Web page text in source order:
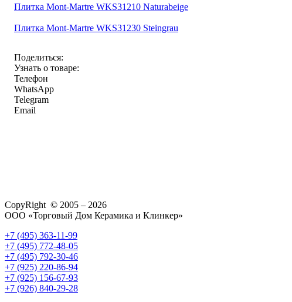
Плитка Mont-Martre WKS31210 Naturabeige
Плитка Mont-Martre WKS31230 Steingrau
Поделиться:
Узнать о товаре:
Телефон
WhatsApp
Telegram
Email
CopyRight © 2005 – 2026
ООО «Торговый Дом Керамика и Клинкер»
+7 (495) 363-11-99
+7 (495) 772-48-05
+7 (495) 792-30-46
+7 (925) 220-86-94
+7 (925) 156-67-93
+7 (926) 840-29-28